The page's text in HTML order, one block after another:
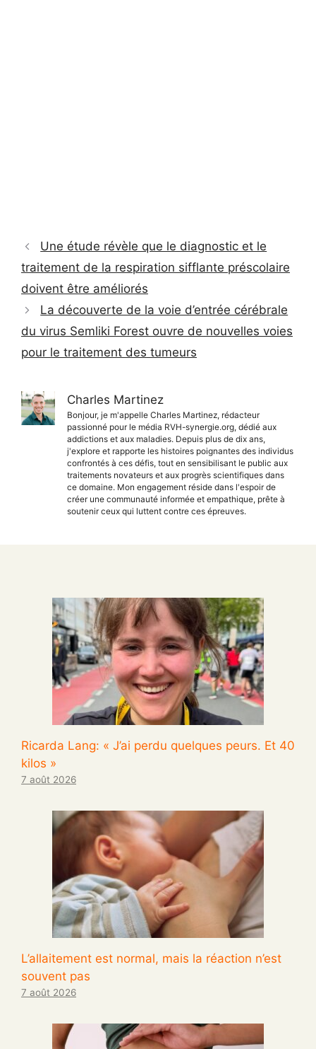
Une étude révèle que le diagnostic et le
traitement de la respiration sifflante préscolaire
doivent être améliorés
La découverte de la voie d’entrée cérébrale
du virus Semliki Forest ouvre de nouvelles voies
pour le traitement des tumeurs
Charles Martinez
Bonjour, je m'appelle Charles Martinez, rédacteur
passionné pour le média RVH-synergie.org, dédié aux
addictions et aux maladies. Depuis plus de dix ans,
j'explore et rapporte les histoires poignantes des individus
confrontés à ces défis, tout en sensibilisant le public aux
traitements novateurs et aux progrès scientifiques dans
ce domaine. Mon engagement réside dans l'espoir de
créer une communauté informée et empathique, prête à
soutenir ceux qui luttent contre ces épreuves.
Ricarda Lang: « J’ai perdu quelques peurs. Et 40
kilos »
7 août 2026
L’allaitement est normal, mais la réaction n’est
souvent pas
7 août 2026